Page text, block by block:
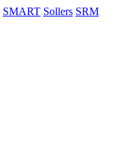
SMART Sollers SRM